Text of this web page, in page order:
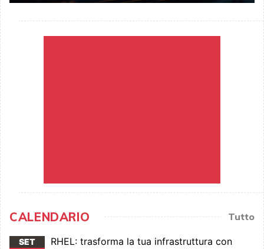
CALENDARIO Tutto
SET
RHEL: trasforma la tua infrastruttura con